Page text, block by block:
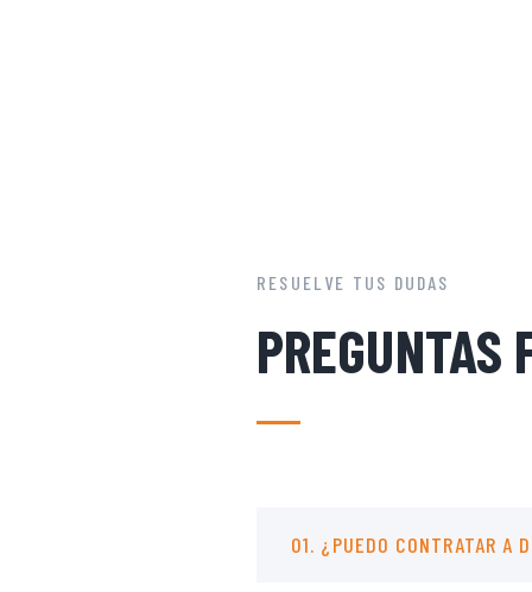
RESUELVE TUS DUDAS
PREGUNTAS
01. ¿PUEDO CONTRATAR A